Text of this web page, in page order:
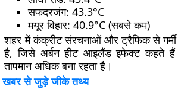
सफदरजंग: 43.3°C
मयूर विहार: 40.9°C (सबसे कम)
शहर में कंक्रीट संरचनाओं और ट्रैफिक से
है, जिसे अर्बन हीट आइलैंड इफेक्ट कहते
तापमान अधिक बना रहता है।
खबर से जुड़े जीके तथ्य